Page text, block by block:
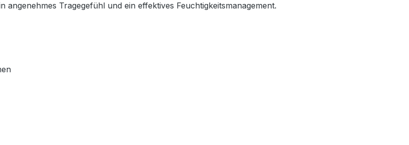
Tragegefühl und ein effektives Feuchtigkeitsmanagement.